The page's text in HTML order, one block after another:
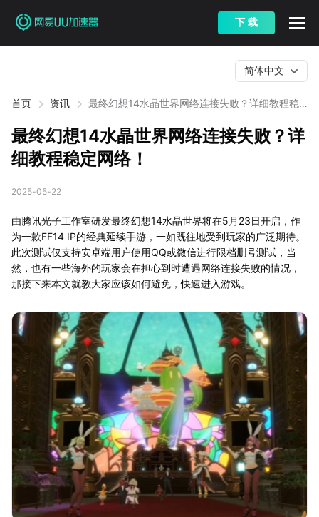
下 载
首页 资讯
最终幻想14水晶世界网络连接失败？详细教程稳
简体中文
最终幻想14水晶世界网络连接失败？详
细教程稳定网络！
2025-05-22
由腾讯光子工作室研发最终幻想14水晶世界将在5月23日开启，作
为一款FF14 IP的经典延续手游，一如既往地受到玩家的广泛期待。
此次测试仅支持安卓端用户使用QQ或微信进行限档删号测试，当
然，也有一些海外的玩家会在担心到时遭遇网络连接失败的情况，
那接下来本文就教大家应该如何避免，快速进入游戏。